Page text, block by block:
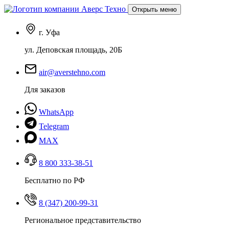
Открыть меню
г. Уфа
ул. Деповская площадь, 20Б
air@averstehno.com
Для заказов
WhatsApp
Telegram
MAX
8 800 333-38-51
Бесплатно по РФ
8 (347) 200-99-31
Региональное представительство